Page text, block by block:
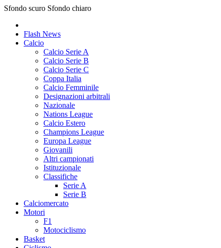
Sfondo scuro Sfondo chiaro
Flash News
Calcio
Calcio Serie A
Calcio Serie B
Calcio Serie C
Coppa Italia
Calcio Femminile
Designazioni arbitrali
Nazionale
Nations League
Calcio Estero
Champions League
Europa League
Giovanili
Altri campionati
Istituzionale
Classifiche
Serie A
Serie B
Calciomercato
Motori
F1
Motociclismo
Basket